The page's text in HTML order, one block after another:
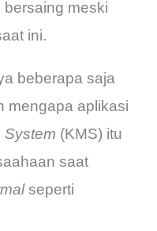
meski
ini.
beberapa saja
mengapa aplikasi
System (KMS) itu
saat
seperti